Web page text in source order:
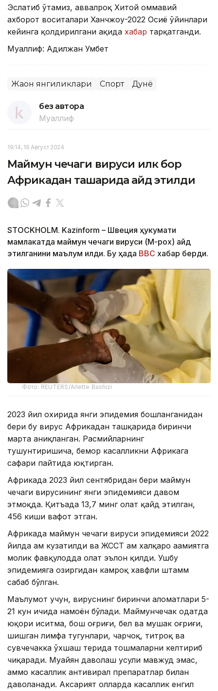
Эслатиб ўтамиз, аввалроқ Хитой оммавий
ахборот воситалари Ханчжоу-2022 Осиё ўйинлари
кейинга қолдирилгани ҳақида хабар тарқатганди.
Муаллиф: Адилжан Умбет
Жаҳон янгиликлари Спорт Дунё
без автора
Муаллиф
19:14, 16 Август 2024
Маймун чечаги вируси илк бор
Африкадан ташқарида қайд этилди
STOCKHOLM. Kazinform – Швеция ҳукумати
мамлакатда маймун чечаги вируси (M-pox) қайд
этилганини маълум қилди. Бу ҳақда BBC хабар берди.
Фото: REUTERS/Arlette Bashizi
2023 йил охирида янги эпидемия бошланганидан
бери бу вирус Африкадан ташқарида биринчи
марта аниқланган. Расмийларнинг
тушунтиришича, бемор касалликни Африкага
сафари пайтида юқтирган.
Африкада 2023 йил сентябридан бери маймун
чечаги вирусининг янги эпидемияси давом
этмоқда. Қитъада 13,7 минг ҳолат қайд этилган,
456 киши вафот этган.
Африкада маймун чечаги вируси эпидемияси 2022
йилда ҳам кузатилди ва ЖССТ ҳам халқаро аҳамиятга
молик фавқулодда ҳолат эълон қилди. Ушбу
эпидемияга ҳозиргидан камроқ хавфли штамм
сабаб бўлган.
Маълумот учун, вируснинг биринчи аломатлари 5-
21 кун ичида намоён бўлади. Маймунчечак одатда
юқори иситма, бош оғриғи, бел ва мушак оғриғи,
шишган лимфа тугунлари, чарчоқ, титроқ ва
сувчечакка ўхшаш терида тошмаларни келтириб
чиқаради. Муайян даволаш усули мавжуд эмас,
аммо касаллик антивирал препаратлар билан
даволанади. Аксарият ҳолларда касаллик енгил